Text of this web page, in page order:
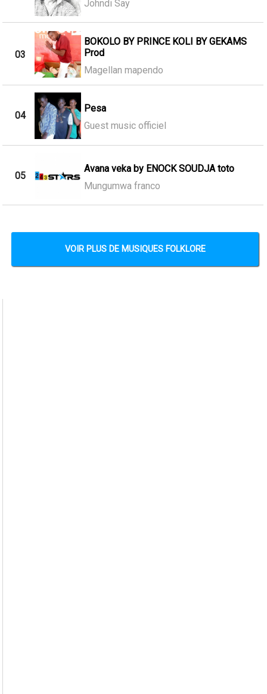
Johndi Say
03
BOKOLO BY PRINCE KOLI BY GEKAMS
Prod
Magellan mapendo
04
Pesa
Guest music officiel
05
Avana veka by ENOCK SOUDJA toto
Mungumwa franco
VOIR PLUS DE MUSIQUES FOLKLORE